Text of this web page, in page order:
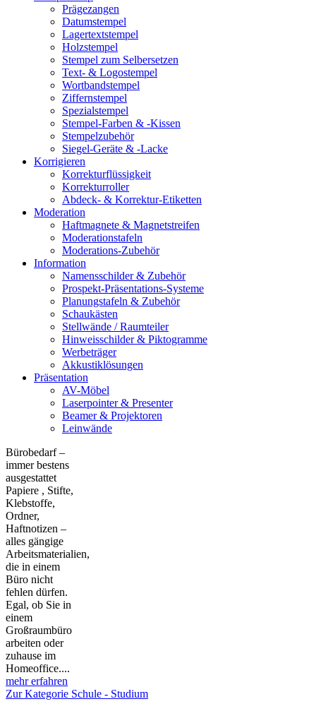
Prägezangen
Datumstempel
Lagertextstempel
Holzstempel
Stempel zum Selbersetzen
Text- & Logostempel
Wortbandstempel
Ziffernstempel
Spezialstempel
Stempel-Farben & -Kissen
Stempelzubehör
Siegel-Geräte & -Lacke
Korrigieren
Korrekturflüssigkeit
Korrekturroller
Abdeck- & Korrektur-Etiketten
Moderation
Haftmagnete & Magnetstreifen
Moderationstafeln
Moderations-Zubehör
Information
Namensschilder & Zubehör
Prospekt-Präsentations-Systeme
Planungstafeln & Zubehör
Schaukästen
Stellwände / Raumteiler
Hinweisschilder & Piktogramme
Werbeträger
Akkustiklösungen
Präsentation
AV-Möbel
Laserpointer & Presenter
Beamer & Projektoren
Leinwände
Bürobedarf –
immer bestens
ausgestattet
Papiere , Stifte,
Klebstoffe,
Ordner,
Haftnotizen –
alles gängige
Arbeitsmaterialien,
die in einem
Büro nicht
fehlen dürfen.
Egal, ob Sie in
einem
Großraumbüro
arbeiten oder
zuhause im
Homeoffice....
mehr erfahren
Zur Kategorie Schule - Studium